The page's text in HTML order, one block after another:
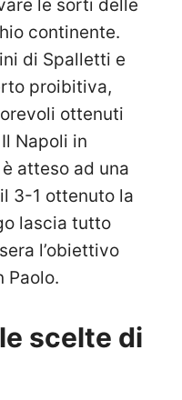
le sorti delle
continente.
di Spalletti e
proibitiva,
ottenuti
Napoli in
atteso ad una
3-1 ottenuto la
lascia tutto
l’obiettivo
Paolo.
scelte di